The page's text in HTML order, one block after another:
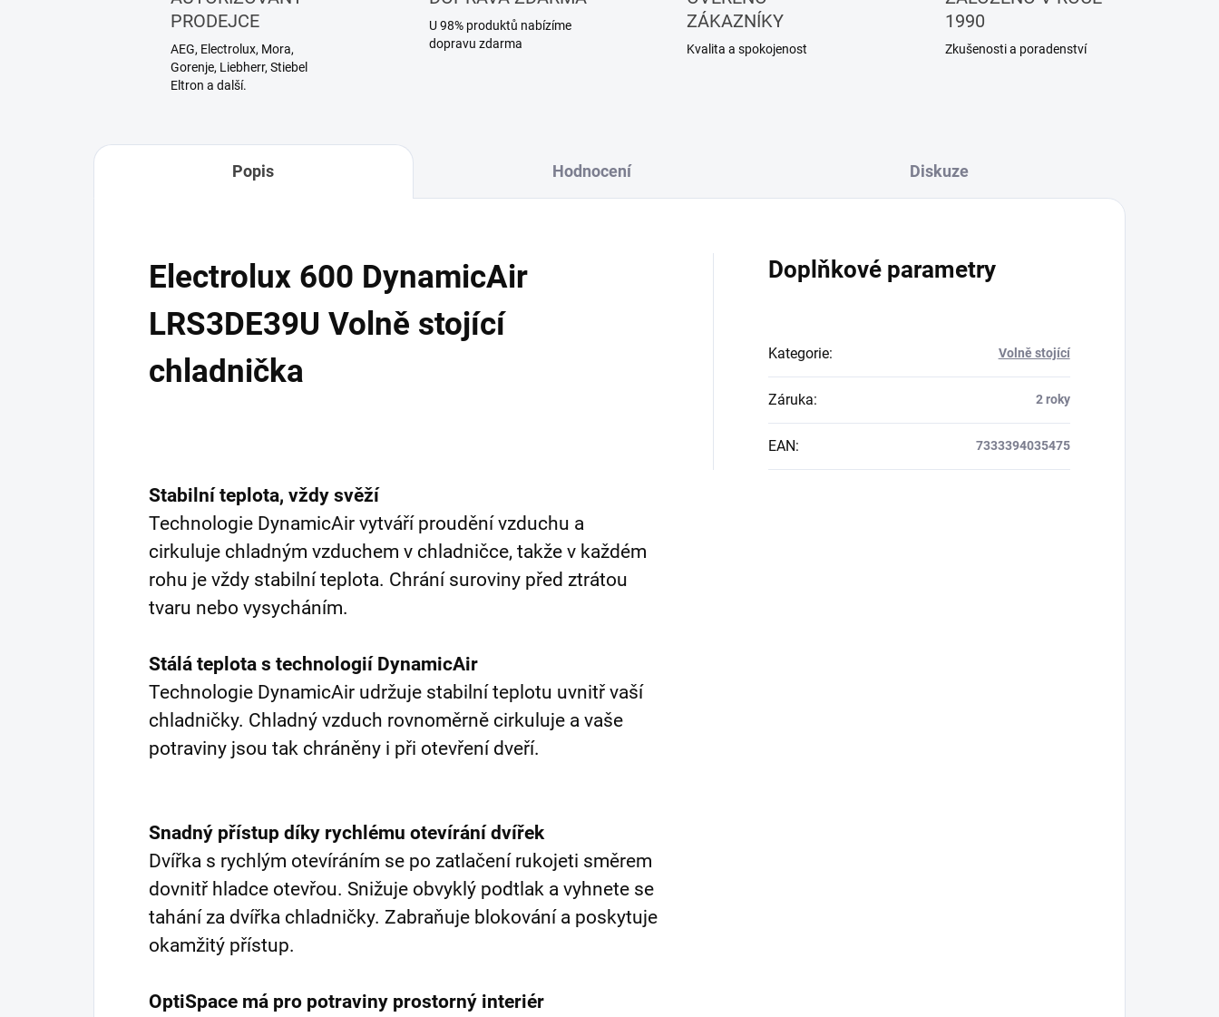
PRODEJCE
AEG, Electrolux, Mora,
Gorenje, Liebherr, Stiebel
Eltron a další.
U 98% produktů nabízíme
dopravu zdarma
ZÁKAZNÍKY
Kvalita a spokojenost
1990
Zkušenosti a poradenství
Popis Hodnocení Diskuze
Electrolux 600 DynamicAir
LRS3DE39U Volně stojící
chladnička
Stabilní teplota, vždy svěží
Technologie DynamicAir vytváří proudění vzduchu a
cirkuluje chladným vzduchem v chladničce, takže v každém
rohu je vždy stabilní teplota. Chrání suroviny před ztrátou
tvaru nebo vysycháním.
Stálá teplota s technologií DynamicAir
Technologie DynamicAir udržuje stabilní teplotu uvnitř vaší
chladničky. Chladný vzduch rovnoměrně cirkuluje a vaše
potraviny jsou tak chráněny i při otevření dveří.
Snadný přístup díky rychlému otevírání dvířek
Dvířka s rychlým otevíráním se po zatlačení rukojeti směrem
dovnitř hladce otevřou. Snižuje obvyklý podtlak a vyhnete se
tahání za dvířka chladničky. Zabraňuje blokování a poskytuje
okamžitý přístup.
OptiSpace má pro potraviny prostorný interiér
Doplňkové parametry
Kategorie: Volně stojící
Záruka: 2 roky
EAN: 7333394035475